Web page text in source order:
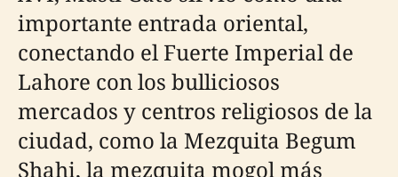
importante entrada oriental,
conectando el Fuerte Imperial de
Lahore con los bulliciosos
mercados y centros religiosos de la
ciudad, como la Mezquita Begum
Shahi, la mezquita mogol más